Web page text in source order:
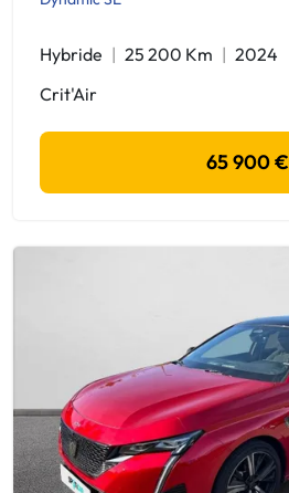
Hybride 25 200 Km
2024
Crit'Air
65 900 €